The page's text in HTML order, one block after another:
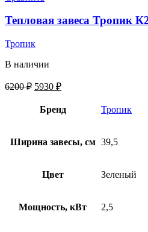
Тепловая завеса Тропик
Тропик
В наличии
6200₽ 5930 ₽
Бренд Тропик
Ширина завесы, см 39,5
Цвет Зеленый
Мощность, кВт 2,5